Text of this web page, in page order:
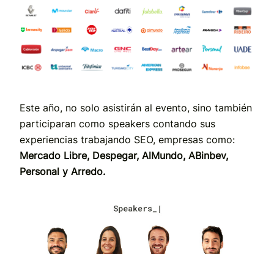
Este año, no solo asistirán al evento, sino también
participaran como speakers contando sus
experiencias trabajando SEO, empresas como:
Mercado Libre, Despegar, AlMundo, ABinbev,
Personal y Arredo.